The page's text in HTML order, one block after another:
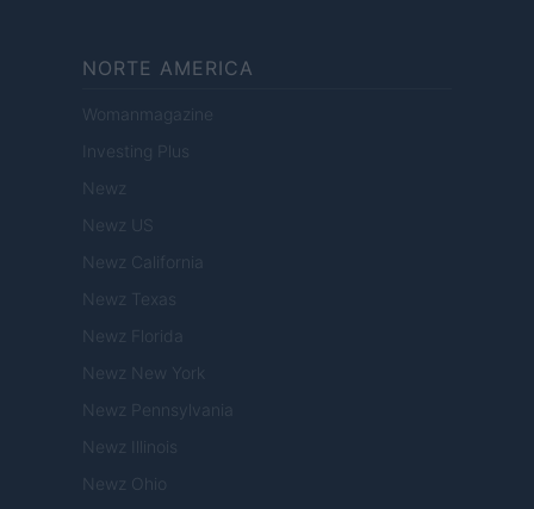
NORTE AMERICA
Womanmagazine
Investing Plus
Newz
Newz US
Newz California
Newz Texas
Newz Florida
Newz New York
Newz Pennsylvania
Newz Illinois
Newz Ohio